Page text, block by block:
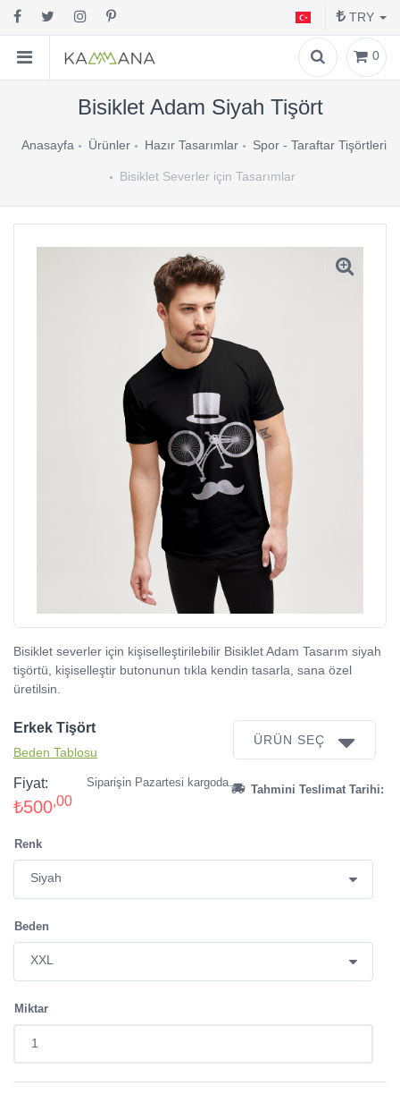
TRY
0
Bisiklet Adam Siyah Tişört
Anasayfa Ürünler Hazır Tasarımlar Spor - Taraftar Tişörtleri
Bisiklet Severler için Tasarımlar
Bisiklet severler için kişiselleştirilebilir Bisiklet Adam Tasarım siyah
tişörtü, kişiselleştir butonunun tıkla kendin tasarla, sana özel
üretilsin.
Erkek Tişört
Beden Tablosu
ÜRÜN SEÇ
Fiyat:
₺500,00
Tahmini Teslimat Tarihi:
Siparişin Pazartesi kargoda.
Renk
Beden
Miktar